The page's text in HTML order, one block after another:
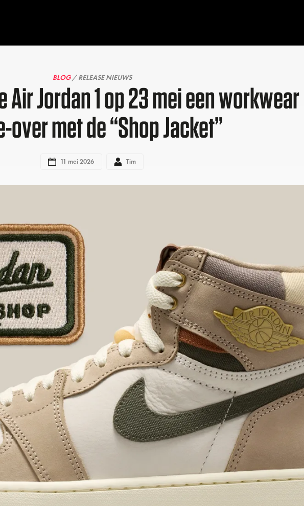
BLOG/ RELEASE NIEUWS
Air Jordan 1 op 23 mei een workwear
over met de “Shop Jacket”
11 mei 2026 Tim